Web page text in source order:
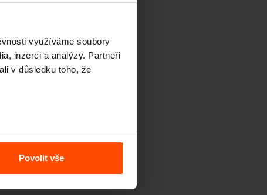
využíváme soubory
inzerci a analýzy. Partneři
v důsledku toho, že
Povolit vše